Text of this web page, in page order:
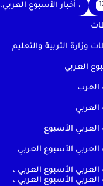
، أخبار الأسبوع العربي،
وزارة التربية والتعليم
العربي
العرب
العربي
العربي الأسبوع
العربي الأسبوع العربي
العربي الأسبوع العربي ،
العربي الأسبوع العربي ،